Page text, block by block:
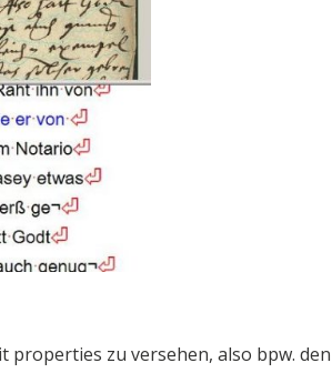
zu versehen, also bpw. den